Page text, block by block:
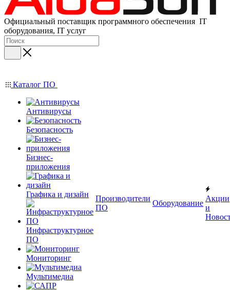
Официальный поставщик программного обеспечения IT
оборудования, IT услуг
Каталог ПО
Антивирусы
Безопасность
Бизнес-
приложения
Графика и дизайн
Инфраструктурное
ПО
Мониторинг
Мультимедиа
Производители
ПО
Оборудование
Акции
и